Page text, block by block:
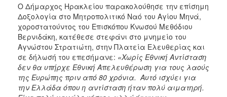
Ο Δήμαρχος Ηρακλείου παρακολούθησε την επίσημη
Δοξολογία στο Μητροπολιτικό Ναό του Αγίου Μηνά,
χοροστατούντος του Επισκόπου Κνωσού Μεθόδιου
Βερνιδάκη, κατέθεσε στεφάνι στο μνημείο του
Αγνώστου Στρατιώτη, στην Πλατεία Ελευθερίας και
σε δήλωσή του επεσήμανε: «Χωρίς Εθνική Αντίσταση
δεν θα υπήρχε Εθνική Απελευθέρωση για τους λαούς
της Ευρώπης πριν από 80 χρόνια. Αυτό ισχύει για
την Ελλάδα όπου η αντίσταση ήταν πολύ αιματηρή.